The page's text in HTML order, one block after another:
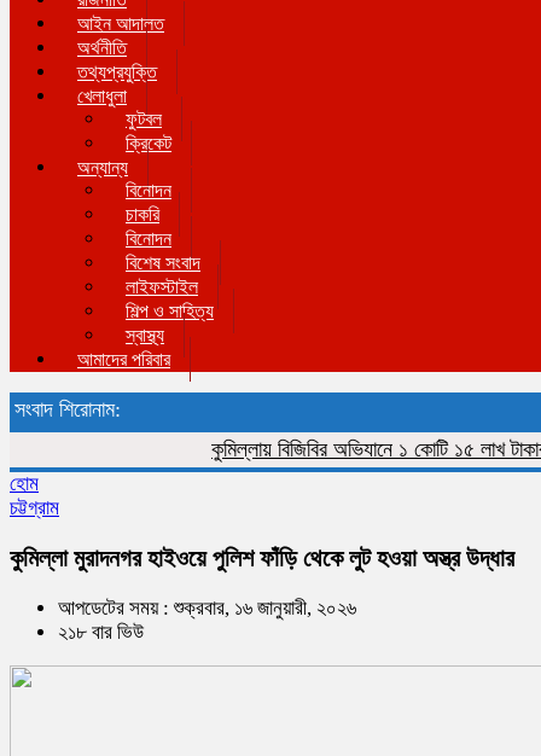
আইন আদালত
অর্থনীতি
তথ্যপ্রযুক্তি
খেলাধুলা
ফুটবল
ক্রিকেট
অন্যান্য
বিনোদন
চাকরি
বিনোদন
বিশেষ সংবাদ
লাইফস্টাইল
শিল্প ও সাহিত্য
স্বাস্থ্য
আমাদের পরিবার
সংবাদ শিরোনাম:
কুমিল্লায় বিজিবির অভিযানে ১ কোটি ১৫ লাখ টাকার
হোম
চট্টগ্রাম
কুমিল্লা মুরাদনগর হাইওয়ে পুলিশ ফাঁড়ি থেকে লুট হওয়া অস্ত্র উদ্ধার
আপডেটের সময় : শুক্রবার, ১৬ জানুয়ারী, ২০২৬
২১৮ বার ভিউ